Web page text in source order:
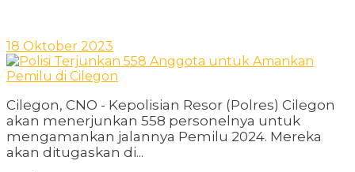
18 Oktober 2023
Cilegon, CNO - Kepolisian Resor (Polres) Cilegon
akan menerjunkan 558 personelnya untuk
mengamankan jalannya Pemilu 2024. Mereka
akan ditugaskan di...